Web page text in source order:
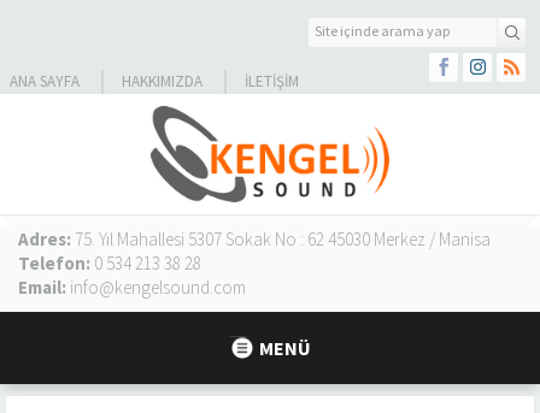
ANA SAYFA HAKKIMIZDA İLETIŞIM
Adres: 75. Yıl Mahallesi 5307 Sokak No : 62 45030 Merkez / Manisa
Telefon: 0 534 213 38 28
Email: info@kengelsound.com
MENÜ